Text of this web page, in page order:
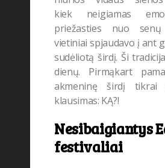
kiek neigiamas
priežasties nuo
vietiniai spjaudavo į ant
sudėliotą širdį. Ši
dienų. Pirmąkart
akmeninę širdį
klausimas: KĄ?!
Nesibaigiantys
festivaliai